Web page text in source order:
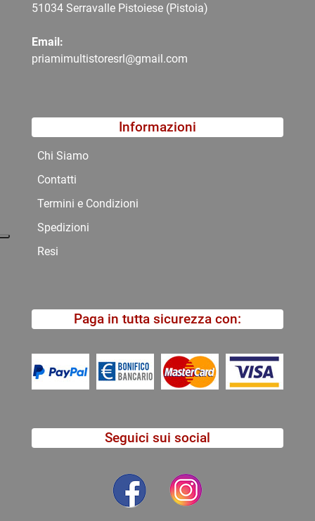
51034 Serravalle Pistoiese (Pistoia)
Email:
priamimultistoresrl@gmail.com
Informazioni
Chi Siamo
Contatti
Termini e Condizioni
Spedizioni
Resi
Paga in tutta sicurezza con:
Seguici sui social